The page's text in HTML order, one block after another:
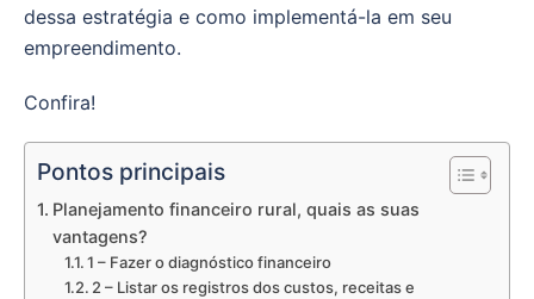
dessa estratégia e como implementá-la em seu
empreendimento.
Confira!
Pontos principais
Planejamento financeiro rural, quais as suas
vantagens?
1 – Fazer o diagnóstico financeiro
2 – Listar os registros dos custos, receitas e